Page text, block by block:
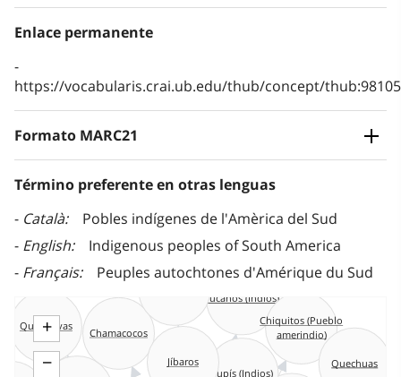
Enlace permanente
https://vocabularis.crai.ub.edu/thub/concept/
Formato MARC21
Término preferente en otras lenguas
Català
Pobles indígenes de l'Amèrica del Sud
English
Indigenous peoples of South America
Français
Peuples autochtones d'Amérique du Sud
+
−
Tupís (Indios)
Tucanos (Indios)
Chamacocos
Guaraníes
Chiquitos (Pueblo
amerindio)
Jíbaros
Quechuas
Quimbayas